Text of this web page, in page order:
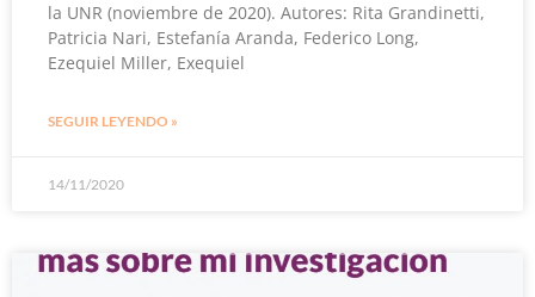
la UNR (noviembre de 2020). Autores: Rita Grandinetti,
Patricia Nari, Estefanía Aranda, Federico Long,
Ezequiel Miller, Exequiel
SEGUIR LEYENDO »
14/11/2020